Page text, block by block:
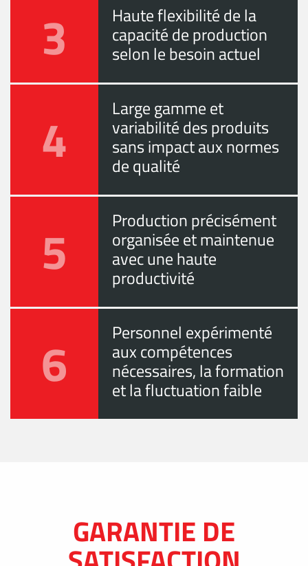
3 Haute flexibilité de la
capacité de production
selon le besoin actuel
4 Large gamme et
variabilité des produits
sans impact aux normes
de qualité
5 Production précisément
organisée et maintenue
avec une haute
productivité
6 Personnel expérimenté
aux compétences
nécessaires, la formation
et la fluctuation faible
GARANTIE DE